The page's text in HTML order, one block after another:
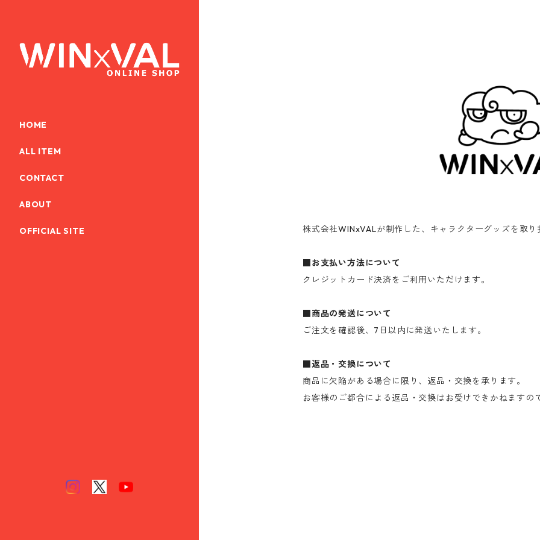
株式会社WINxVALが制作した、キャラクターグッズを取り
■お支払い方法について
クレジットカード決済をご利用いただけます。
■商品の発送について
ご注文を確認後、7日以内に発送いたします。
■返品・交換について
商品に欠陥がある場合に限り、返品・交換を承ります。
お客様のご都合による返品・交換はお受けできかねますの
HOME
ALL ITEM
CONTACT
ABOUT
OFFICIAL SITE